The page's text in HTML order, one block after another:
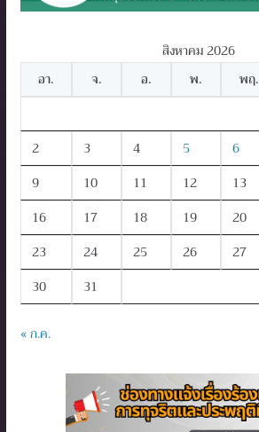
สิงหาคม 2026
อา.
จ. อ. พ. พฤ.
2
3 4 5 6
9
10 11 12 13
16
17 18 19 20
23
24 25 26 27
30
31
« ก.ค.